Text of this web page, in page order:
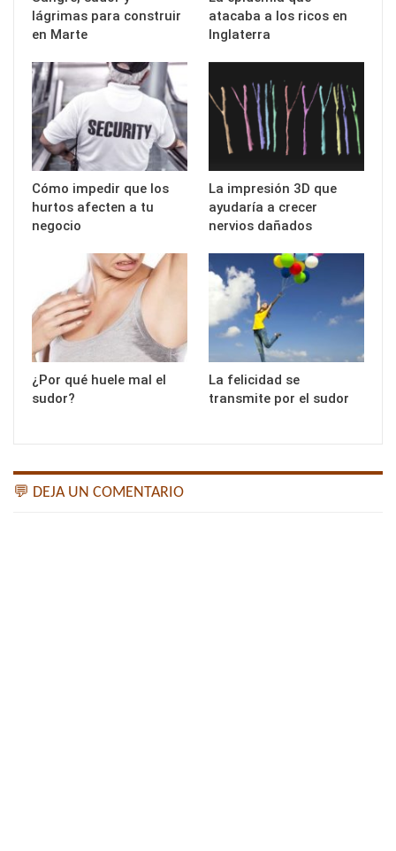
lágrimas para construir
en Marte
atacaba a los ricos en
Inglaterra
Cómo impedir que los
hurtos afecten a tu
negocio
La impresión 3D que
ayudaría a crecer
nervios dañados
¿Por qué huele mal el
sudor?
La felicidad se
transmite por el sudor
💬 DEJA UN COMENTARIO